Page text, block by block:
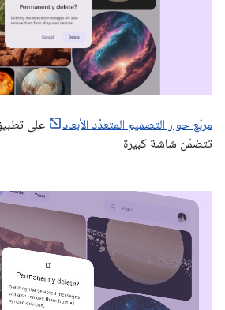
مربّع حوار التصميم المتعدّد الأبعاد
على
تتضمّن شاشة كبيرة